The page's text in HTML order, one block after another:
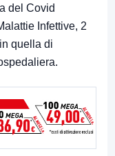
del Covid
Infettive, 2
quella di